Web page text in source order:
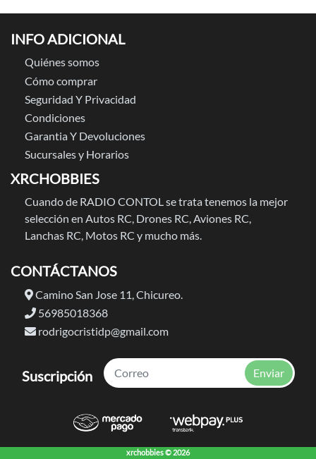
INFO ADICIONAL
Quiénes somos
Cómo comprar
Seguridad Y Privacidad
Condiciones
Garantia Y Devoluciones
Sucursales y Horarios
XRCHOBBIES
Cuando de RADIO CONTOL se trata tenemos la mejor
selección en Autos RC, Drones RC, Aviones RC,
Lanchas RC, Motos RC y mucho más.
CONTÁCTANOS
Camino San Jose 11, Chicureo.
56985018368
rodrigocristidp@gmail.com
Suscripción Enviar
xrchobbies © 2026